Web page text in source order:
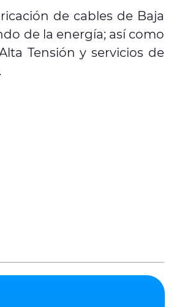
de cables de Baja
de la energía; así como
Tensión y servicios de